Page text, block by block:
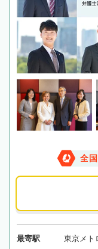
全
最寄駅 東京メト